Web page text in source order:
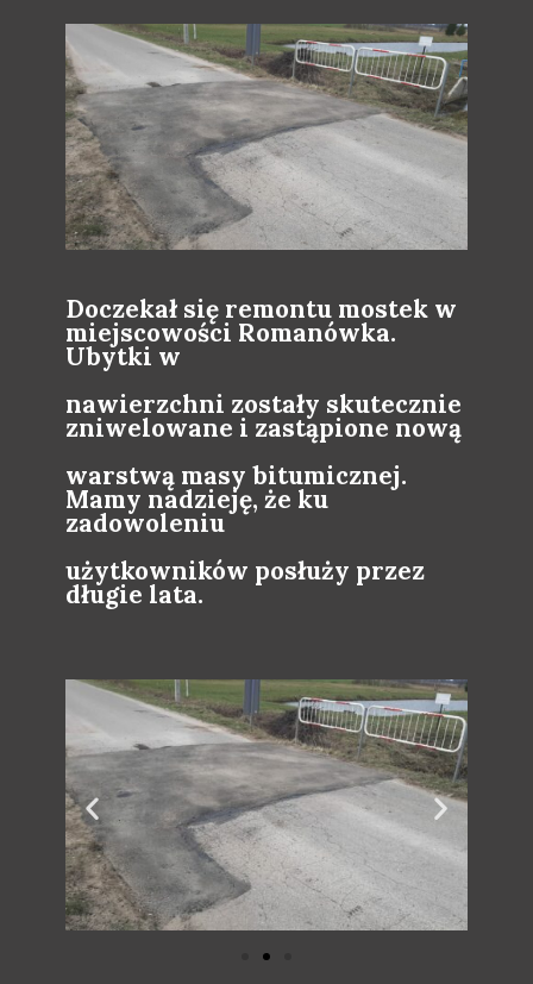
Doczekał się remontu mostek w
miejscowości Romanówka.
Ubytki w
nawierzchni zostały skutecznie
zniwelowane i zastąpione nową
warstwą masy bitumicznej.
Mamy nadzieję, że ku
zadowoleniu
użytkowników posłuży przez
długie lata.